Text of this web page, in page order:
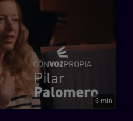
6 min